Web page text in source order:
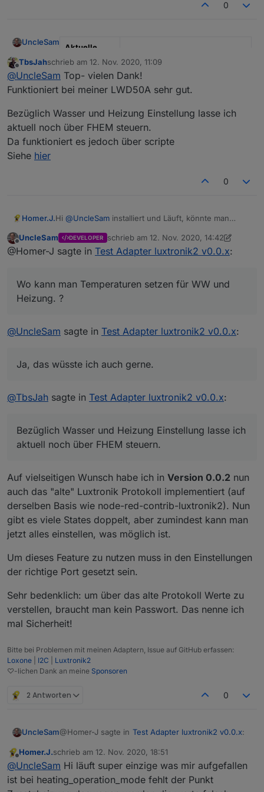
0
UncleSam
Aktuelle
Test Version
0.4.2
Veröffentlich
ungsdatum
25.01.2022
Github Link
https://github.com/UncleSamSwi
npm Link iobroker.luxtronik2
Feedback ist hier willkommen, Bugs bitte wenn
Bitte seid vorsichtig mit Werten ändern: ich
übernehme keine Verantwortung, wenn eure WP
Offline
TbsJahschrieb am 12. Nov. 2020, 11:09
zuletzt editiert von
@UncleSam Top- vielen Dank!
Funktioniert bei meiner LWD50A sehr gut.
Bezüglich Wasser und Heizung Einstellung lasse ich
aktuell noch über FHEM steuern.
Da funktioniert es jedoch über scripte
Siehe hier
0
Homer.J.Hi @UncleSam installiert und Läuft, könnte man
lassen jetzt momentan hab ich es über NodeRed da
sieht es so aus, ansonsten Klasse Arbeit. Hast du
einzugeben.
Wo kann man Temperaturen setzen für WW und
Offline
UncleSam DEVELOPER schrieb am 12. Nov. 2020, 14:42
zuletzt editiert von UncleSam 11. Dez.
@Homer-J sagte in Test Adapter luxtronik2 v0.0.x:
Wo kann man Temperaturen setzen für WW und
Heizung. ?
@UncleSam sagte in Test Adapter luxtronik2 v0.0.x:
Ja, das wüsste ich auch gerne.
@TbsJah sagte in Test Adapter luxtronik2 v0.0.x:
Bezüglich Wasser und Heizung Einstellung lasse ich
aktuell noch über FHEM steuern.
Auf vielseitigen Wunsch habe ich in Version 0.0.2 nun
auch das "alte" Luxtronik Protokoll implementiert (auf
derselben Basis wie node-red-contrib-luxtronik2). Nun
gibt es viele States doppelt, aber zumindest kann man
jetzt alles einstellen, was möglich ist.
Um dieses Feature zu nutzen muss in den Einstellungen
der richtige Port gesetzt sein.
Sehr bedenklich: um über das alte Protokoll Werte zu
verstellen, braucht man kein Passwort. Das nenne ich
mal Sicherheit!
Bitte bei Problemen mit meinen Adaptern, Issue auf GitHub erfassen:
Loxone
I2C
Luxtronik2
♡-lichen Dank an meine Sponsoren
2 Antworten 0
UncleSam@Homer-J sagte in Test Adapter luxtronik2 v0.0.x:
Wo kann man Temperaturen setzen für WW
und Heizung. ?
@UncleSamsagte inTest Adapter luxtronik2 v0.0.x
Offline
Homer.J.schrieb am 12. Nov. 2020, 18:51
zuletzt editiert von
@UncleSam Hi läuft super einzige was mir aufgefallen
ist bei heating_operation_mode fehlt der Punkt